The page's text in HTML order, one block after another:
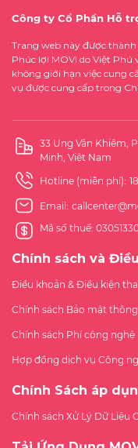
Công ty Cổ Phần Hỗ
Trang web này được
Phúc lợi MOVI do Việt
không giới hạn việc cung
vụ được cung cấp trong
33 Ung Văn Khiêm,
Minh, Việt Nam
Hotline (miễn phí):
Email:
Mã số thuế:
Chính sách và
Điều khoản & Điều kiện
Chính sách Bảo mật
Chính sách Phí công nghệ
Hợp đồng dịch vụ Công
Chính Sách áp
Chính sách Xử Lý Dữ Liệu